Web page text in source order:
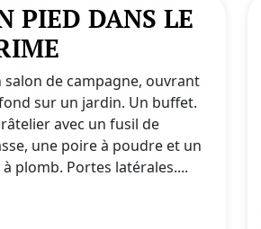
PIED DANS LE
salon de campagne, ouvrant
sur un jardin. Un buffet.
avec un fusil de
une poire à poudre et un
à plomb. Portes latérales....